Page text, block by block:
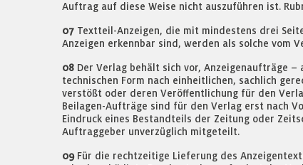
Auftrag auf diese Weise nicht auszuführen ist.
07 Textteil-Anzeigen, die mit mindestens drei
Anzeigen erkennbar sind, werden als solche vom
08 Der Verlag behält sich vor, Anzeigenaufträge
technischen Form nach einheitlichen, sachlich
verstößt oder deren Veröffentlichung für den
Beilagen-Aufträge sind für den Verlag erst nach
Eindruck eines Bestandteils der Zeitung oder
Auftraggeber unverzüglich mitgeteilt.
09Für die rechtzeitige Lieferung des